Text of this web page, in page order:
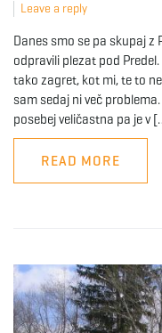
Leave a reply
Danes smo se pa skupaj z
odpravili plezat pod
tako zagret, kot mi, te to
sam sedaj ni več
posebej veličastna pa je v
READ MORE